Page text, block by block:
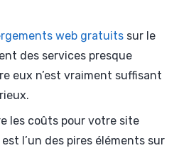
web gratuits sur le
des services presque
eux n’est vraiment suffisant
les coûts pour votre site
l’un des pires éléments sur